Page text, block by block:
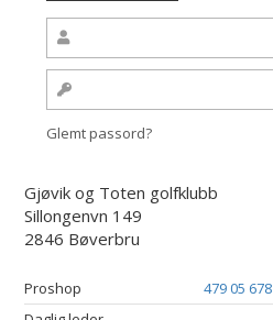
Glemt passord?
Gjøvik og Toten golfklubb
Sillongenvn 149
2846 Bøverbru
Proshop
479 05 678